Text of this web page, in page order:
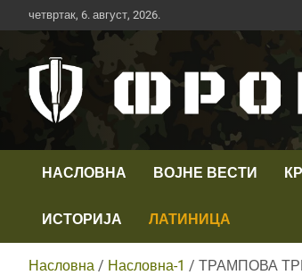
Скип
то
четвртак, 6. август, 2026.
Телевизија
НАСЛОВНА ВОЈНЕ ВЕСТИ
ИСТОРИЈА ЛАТИНИЦА
Насловна Насловна-1 ТРАМПОВА